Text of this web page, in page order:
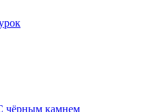
чёрным камнем